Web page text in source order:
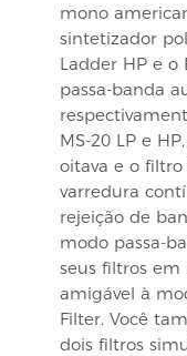
mono
sintetizador
Ladder HP e o
passa-banda
MS-20 LP e
oitava e o filtro
varredura
rejeição de
modo passa-
seus filtros
amigável à
Filter. Você
dois filtros